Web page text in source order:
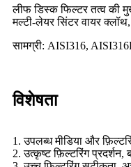
लीफ डिस्क फिल्टर तत्व की
मल्टी-लेयर सिंटर वायर
सामग्री: AISI316,
विशेषता
1. उपलब्ध मीडिया और
2. उत्कृष्ट फ़िल्टरिंग प्रदर्शन,